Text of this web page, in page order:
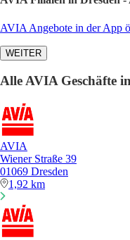
AVIA Angebote in der App
WEITER
Alle AVIA Geschäfte
AVIA
Wiener Straße 39
01069 Dresden
1,92 km